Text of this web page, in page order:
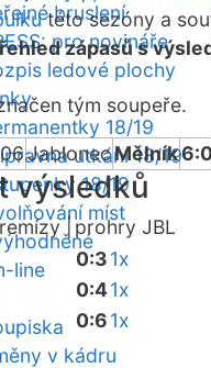
bruslení
pro novináře
ledové plochy
18/19
utkání 18/19
18/19
míst
line
v kádru
této sezóny a
zápasů s
tým soupeře.
JablonecMělník
výsledků
remízy |prohry JBL
0:31x
0:41x
0:61x